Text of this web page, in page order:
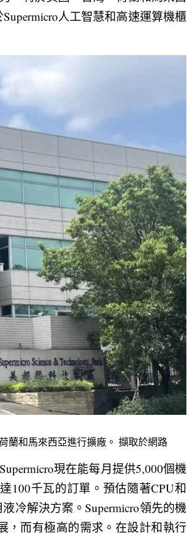
人工智慧和高速運算機櫃
蘭和馬來西亞進行擴廠。 擷取於網路
現在能每月提供5,000個機
100千瓦的訂單。預估隨著CPU和
冷解決方案。Supermicro領先的機
，而有極高的需求。在設計和執行